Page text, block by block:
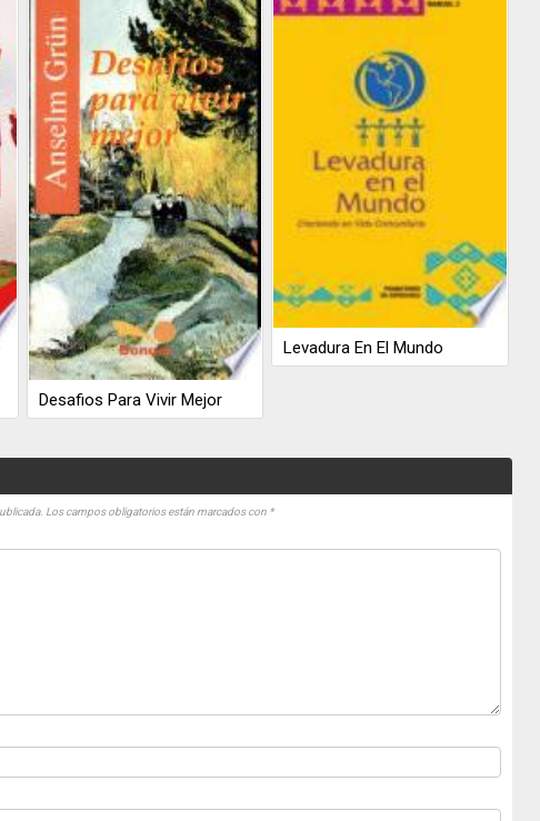
Desafios Para Vivir Mejor
Levadura En El Mundo
Los campos obligatorios están marcados con *